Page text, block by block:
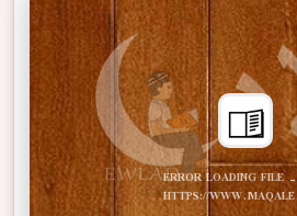
ERROR LOADING FILE -
HTTPS://